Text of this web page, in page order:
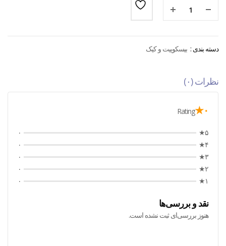
دسته بندی : بیسکوییت و کیک
نظرات (۰)
۰★ Rating
۵★
۰
۴★
۰
۳★
۰
۲★
۰
۱★
۰
نقد و بررسی‌ها
هنوز بررسی‌ای ثبت نشده است.